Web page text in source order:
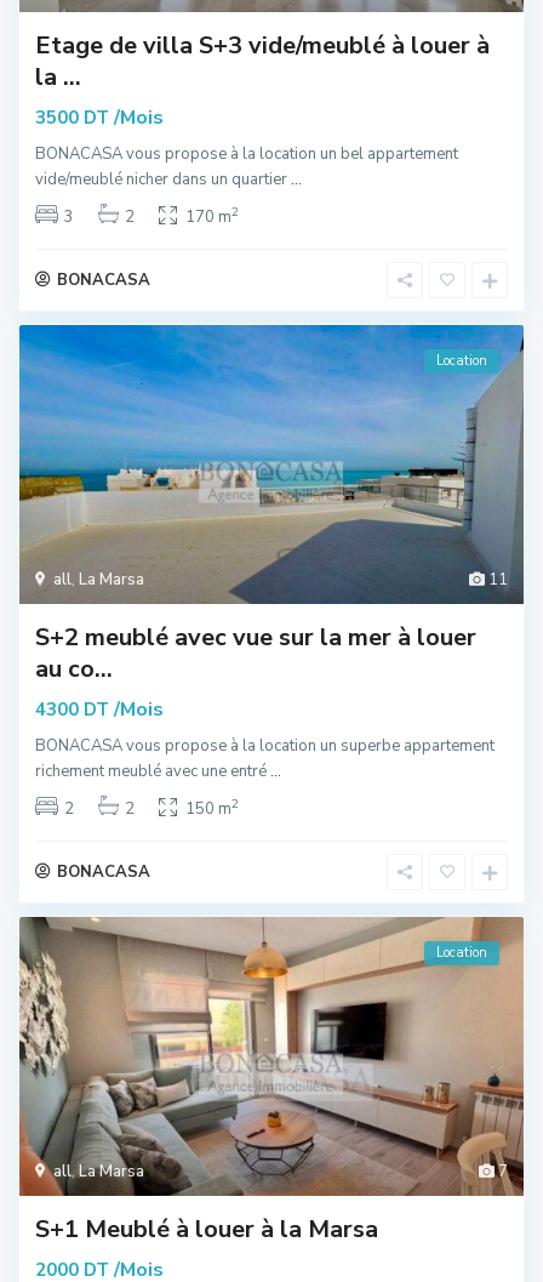
Etage de villa S+3 vide/meublé à louer à
la ...
3500 DT /Mois
BONACASA vous propose à la location un bel appartement
vide/meublé nicher dans un quartier...
3
2 170 m2
BONACASA
11
all, La Marsa
Location
S+2 meublé avec vue sur la mer à louer
au co...
4300 DT /Mois
BONACASA vous propose à la location un superbe appartement
richement meublé avec une entré...
2
2 150 m2
BONACASA
7
all,La Marsa
Location
S+1 Meublé à louer à la Marsa
2000 DT /Mois